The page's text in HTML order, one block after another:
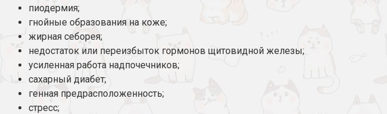
пиодермия;
гнойные образования на коже;
жирная себорея;
недостаток или переизбыток гормонов щитовидной железы;
усиленная работа надпочечников;
сахарный диабет;
генная предрасположенность;
стресс;